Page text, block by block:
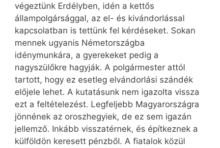
végeztünk Erdélyben, idén a kettős
állampolgársággal, az el- és kivándorlással
kapcsolatban is tettünk fel kérdéseket. Sokan
mennek ugyanis Németországba
idénymunkára, a gyerekeket pedig a
nagyszülőkre hagyják. A polgármester attól
tartott, hogy ez esetleg elvándorlási szándék
előjele lehet. A kutatásunk nem igazolta vissza
ezt a feltételezést. Legfeljebb Magyarországra
jönnének az oroszhegyiek, de ez sem igazán
jellemző. Inkább visszatérnek, és építkeznek a
külföldön keresett pénzből. A fiatalok közül